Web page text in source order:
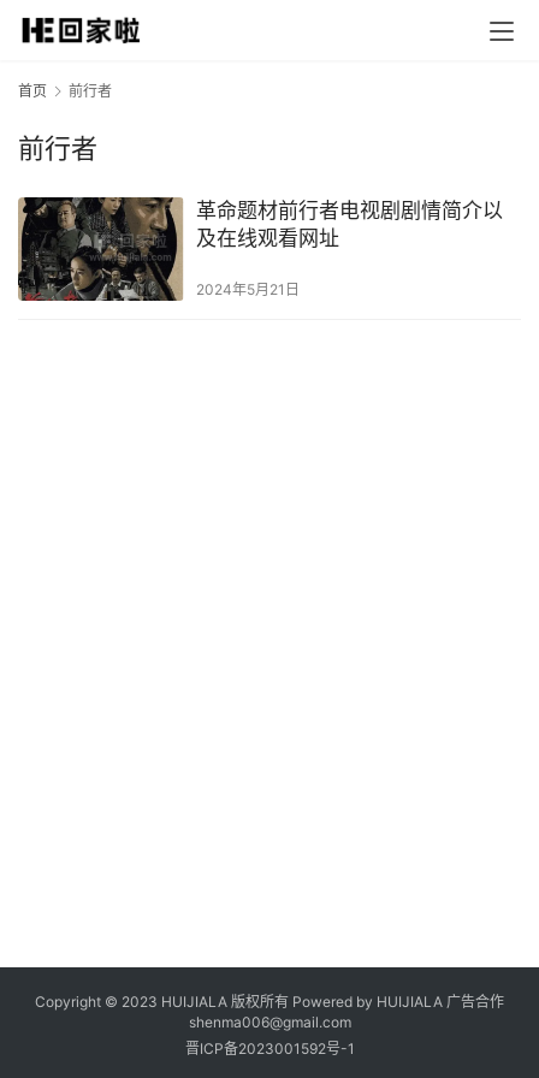
首页 前行者
前行者
革命题材前行者电视剧剧情简介以
及在线观看网址
2024年5月21日
Copyright © 2023 HUIJIALA 版权所有 Powered by HUIJIALA 广告合作
shenma006@gmail.com
晋ICP备2023001592号-1